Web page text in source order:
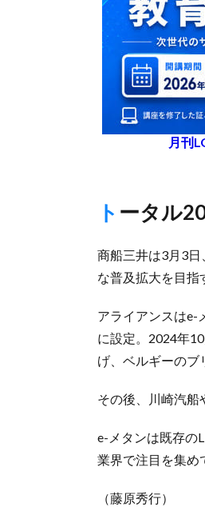
月刊
トータル
商船三井は3月3
な普及拡大を目指
アライアンスはe-
に設定。2024年
げ、ベルギーのブ
その後、川崎汽船
e-メタンは既存の
業界で注目を集め
（藤原秀行）